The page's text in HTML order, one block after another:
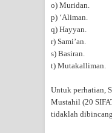
o) Muridan.
p) ‘Aliman.
q) Hayyan.
r) Sami’an.
s) Basiran.
t) Mutakalliman.
Untuk perhatian,
Mustahil (20
tidaklah